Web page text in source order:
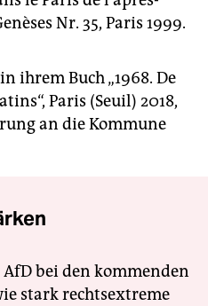
Nr. 35, Paris 1999.
ihrem Buch „1968. De
Paris (Seuil) 2018,
an die Kommune
bei den kommenden
stark rechtsextreme